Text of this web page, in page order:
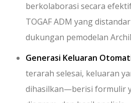
berkolaborasi secara
TOGAF ADM yang
dukungan pemodelan
Generasi Keluaran
terarah selesai, keluaran
dihasilkan—berisi formulir